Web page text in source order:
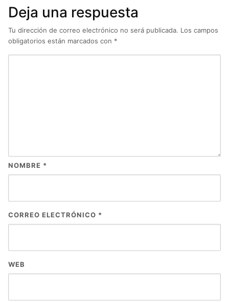
Deja una respuesta
Tu dirección de correo electrónico no será publicada. Los campos
obligatorios están marcados con *
NOMBRE *
CORREO ELECTRÓNICO *
WEB